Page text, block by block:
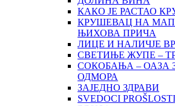
КАКО ЈЕ РАСТАО
КРУШЕВАЦ НА
ЊИХОВА ПРИЧА
ЛИЦЕ И НАЛИЧЈЕ
СВЕТИЊЕ ЖУПЕ –
СОКОБАЊА – ОАЗА
ОДМОРА
ЗАЈЕДНО ЗДРАВИ
SVEDOCI